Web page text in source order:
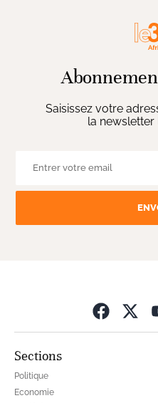
Saisissez votre
la
Sections
Politique
Economie